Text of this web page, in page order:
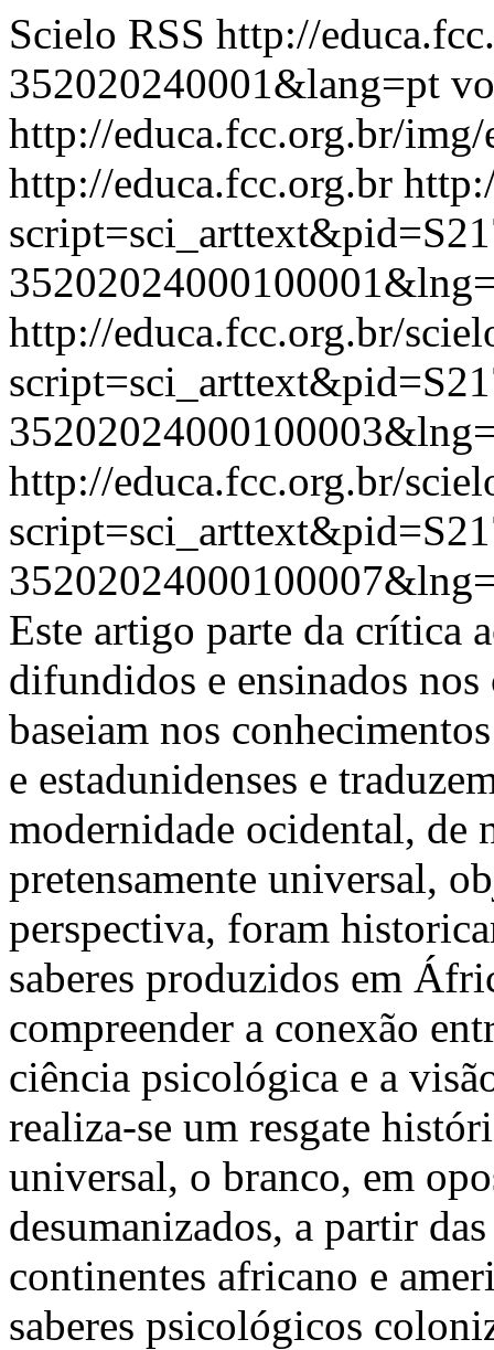
Scielo RSS http://
352020240001&lang=pt
http://educa.fcc.org.br/
http://educa.fcc.org.br
http://educa.fcc.org.br/
http://educa.fcc.org.br/
Este artigo parte da crítica
difundidos e ensinados
baseiam nos
e estadunidenses e
modernidade ocidental, de
pretensamente universal,
perspectiva, foram
saberes produzidos em
compreender a conexão
ciência psicológica e a
realiza-se um resgate
universal, o branco, em
desumanizados, a partir
continentes africano e
saberes psicológicos